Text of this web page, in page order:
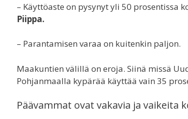
– Käyttöaste on pysynyt yli 50 prosentissa
Piippa.
– Parantamisen varaa on kuitenkin paljon.
Maakuntien välillä on eroja. Siinä missä
Pohjanmaalla kypärää käyttää vain 35
Päävammat ovat vakavia ja vaikeita